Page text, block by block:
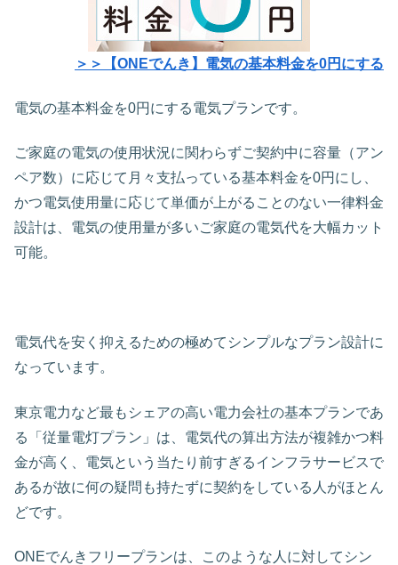
＞＞【ONEでんき】電気の基本料金を0円にする
電気の基本料金を0円にする電気プランです。
ご家庭の電気の使用状況に関わらずご契約中に容量（アン
ペア数）に応じて月々支払っている基本料金を0円にし、
かつ電気使用量に応じて単価が上がることのない一律料金
設計は、電気の使用量が多いご家庭の電気代を大幅カット
可能。
電気代を安く抑えるための極めてシンプルなプラン設計に
なっています。
東京電力など最もシェアの高い電力会社の基本プランであ
る「従量電灯プラン」は、電気代の算出方法が複雑かつ料
金が高く、電気という当たり前すぎるインフラサービスで
あるが故に何の疑問も持たずに契約をしている人がほとん
どです。
ONEでんきフリープランは、このような人に対してシン